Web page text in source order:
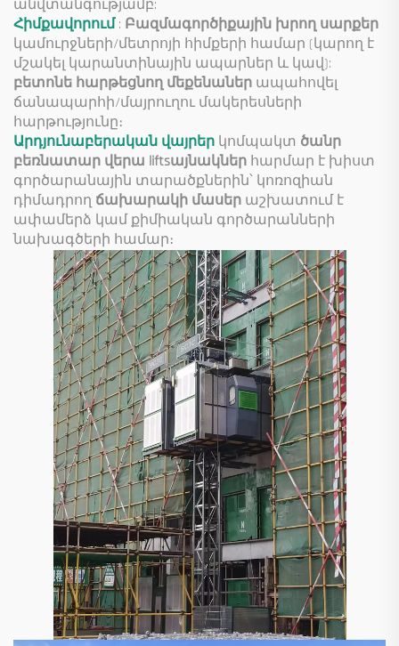
անվտանգությամբ:
Հիմքավորում: Բազմագործիքային խրող սարքեր
կամուրջների/մետրոյի հիմքերի համար (կարող է
մշակել կարանտինային ապարներ և կավ):
բետոնե հարթեցնող մեքենաներ ապահովել
ճանապարհի/մայրուղու մակերեսների
հարթությունը։
Արդյունաբերական վայրեր կոմպակտ ծանր
բեռնատար վերա liftsայնակներ հարմար է խիստ
գործարանային տարածքներին՝ կոռոզիան
դիմադրող ճախարակի մասեր աշխատում է
ափամերձ կամ քիմիական գործարանների
նախագծերի համար։